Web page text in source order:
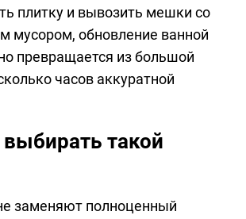
плитку и вывозить мешки со
мусором, обновление ванной
превращается из большой
часов аккуратной
такой
заменяют полноценный